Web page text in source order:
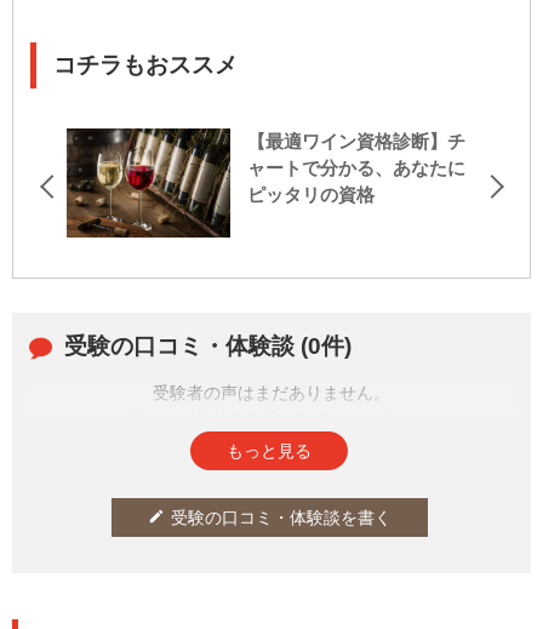
コチラもおススメ
【最適ワイン資格診断】チ
ャートで分かる、あなたに
ピッタリの資格
受験の口コミ・体験談 (0件)
受験者の声はまだありません。
もっと見る
edit 受験の口コミ・体験談を書く